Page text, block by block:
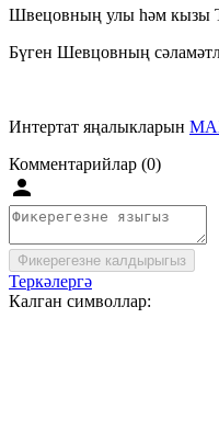
Швецовның улы һәм кызы
Бүген Шевцовның
Интертат яңалыкларын
Комментарийлар (0)
Фикерегезне калдырыгыз
Теркәлергә
Калган символлар: